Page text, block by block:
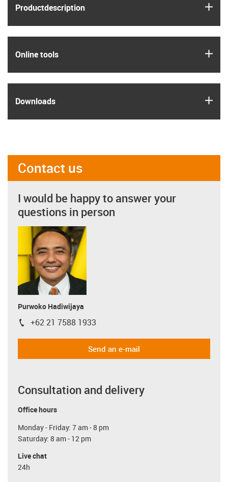
Product­description
Online tools
Downloads
Contact us
I would be happy to answer your
questions in person
Purwoko Hadiwijaya
igus-icon-phone
+62 21 7588 1933
Send an e-mail
Consultation and delivery
Office hours
Monday - Friday: 7 am - 8 pm
Saturday: 8 am - 12 pm
Live chat
24h